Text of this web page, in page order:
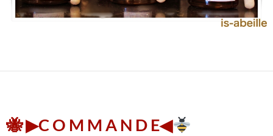
🐝 ▶︎C O M M A N D E◀︎